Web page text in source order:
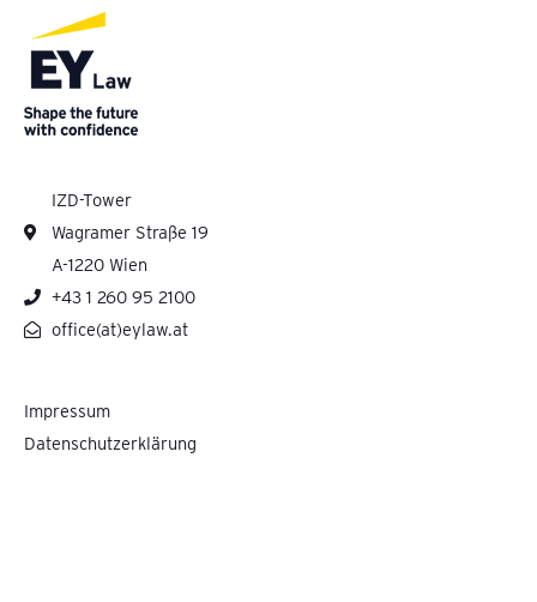
IZD-Tower
Wagramer Straße 19
A-1220 Wien
+43 1 260 95 2100
office(at)eylaw.at
Impressum
Datenschutzerklärung